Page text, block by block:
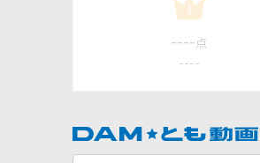
1
---- 点
----